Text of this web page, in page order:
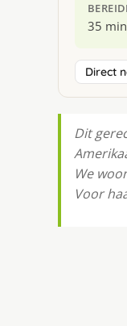
35
Direct
Dit
We
Voor